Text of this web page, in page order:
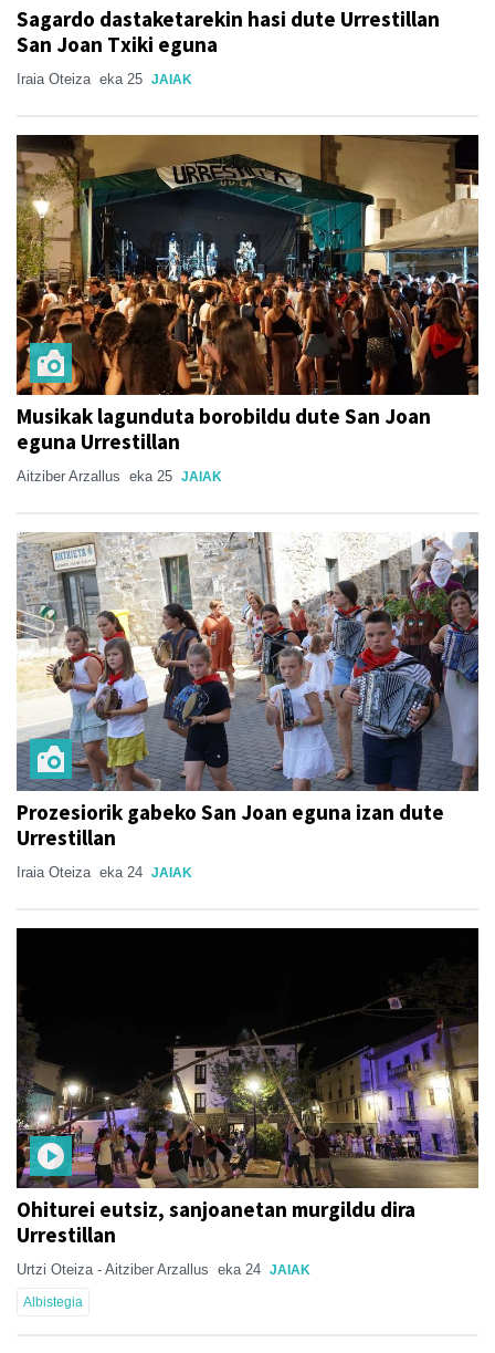
Sagardo dastaketarekin hasi dute Urrestillan
San Joan Txiki eguna
Iraia Oteiza eka 25 JAIAK
Musikak lagunduta borobildu dute San Joan
eguna Urrestillan
Aitziber Arzallus eka 25 JAIAK
Prozesiorik gabeko San Joan eguna izan dute
Urrestillan
Iraia Oteiza eka 24 JAIAK
Ohiturei eutsiz, sanjoanetan murgildu dira
Urrestillan
Urtzi Oteiza - Aitziber Arzallus eka 24 JAIAK
Albistegia